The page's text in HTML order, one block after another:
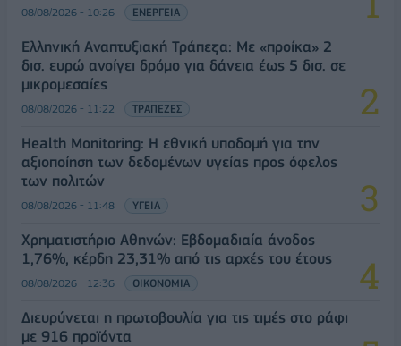
08/08/2026 - 10:26 ΕΝΕΡΓΕΙΑ
Ελληνική Αναπτυξιακή Τράπεζα: Με «προίκα» 2
δισ. ευρώ ανοίγει δρόμο για δάνεια έως 5 δισ. σε
μικρομεσαίες
08/08/2026 - 11:22 ΤΡΑΠΕΖΕΣ
Health Monitoring: Η εθνική υποδομή για την
αξιοποίηση των δεδομένων υγείας προς όφελος
των πολιτών
08/08/2026 - 11:48 ΥΓΕΙΑ
Χρηματιστήριο Αθηνών: Εβδομαδιαία άνοδος
1,76%, κέρδη 23,31% από τις αρχές του έτους
08/08/2026 - 12:36 ΟΙΚΟΝΟΜΙΑ
Διευρύνεται η πρωτοβουλία για τις τιμές στο ράφι
με 916 προϊόντα